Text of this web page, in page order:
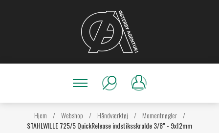
Hjem / Webshop / Håndværktøj / Momentnøgler /
STAHLWILLE 725/5 QuickRelease indstiksskralde 3/8" - 9x12mm